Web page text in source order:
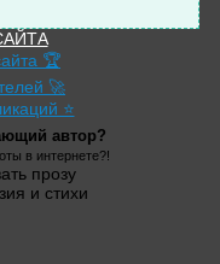
🏆
🚀
⭐
автор?
в интернете?!
прозу
и стихи